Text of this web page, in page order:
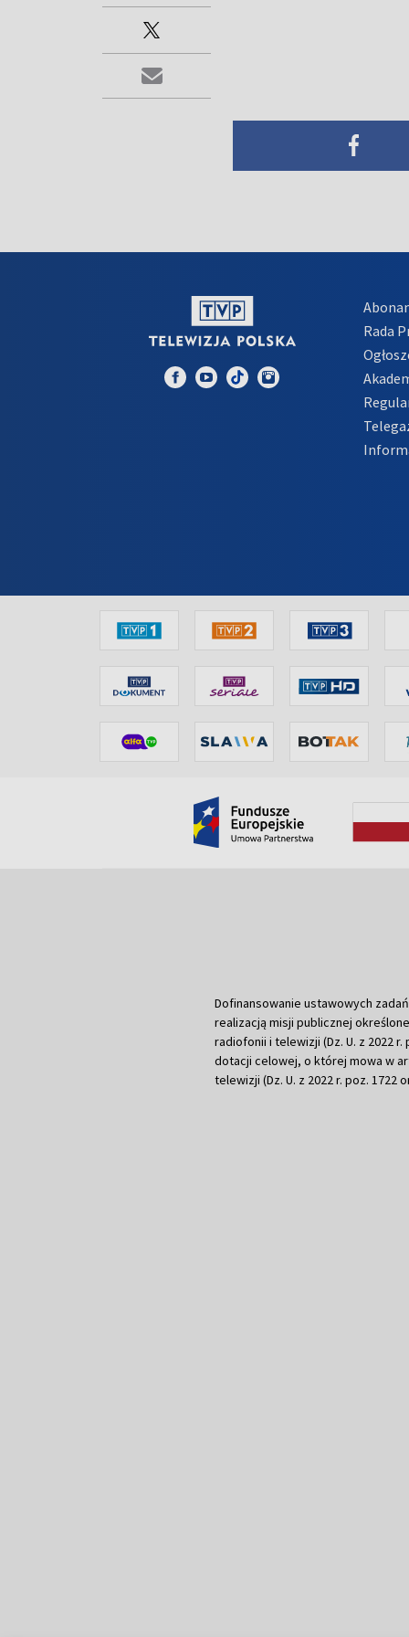
Rada
Dofinansowanie ustawowych
realizacją misji publicznej
radiofonii i telewizji (Dz. U. z 2022
dotacji celowej, o której mowa w
telewizji (Dz. U. z 2022 r. poz. 1722